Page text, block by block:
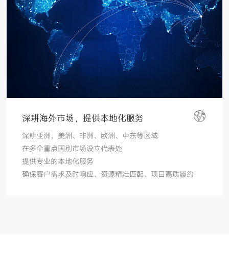
深耕海外市场，提供本地化服务
深耕亚洲、美洲、非洲、欧洲、中东等区域
在多个重点国别市场设立代表处
提供专业的本地化服务
确保客户需求及时响应、资源精准匹配、项目高质履约